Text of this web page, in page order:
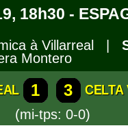
18h30 -
à Villarreal |
Montero
1 3
CELTA
(mi-tps: 0-0)